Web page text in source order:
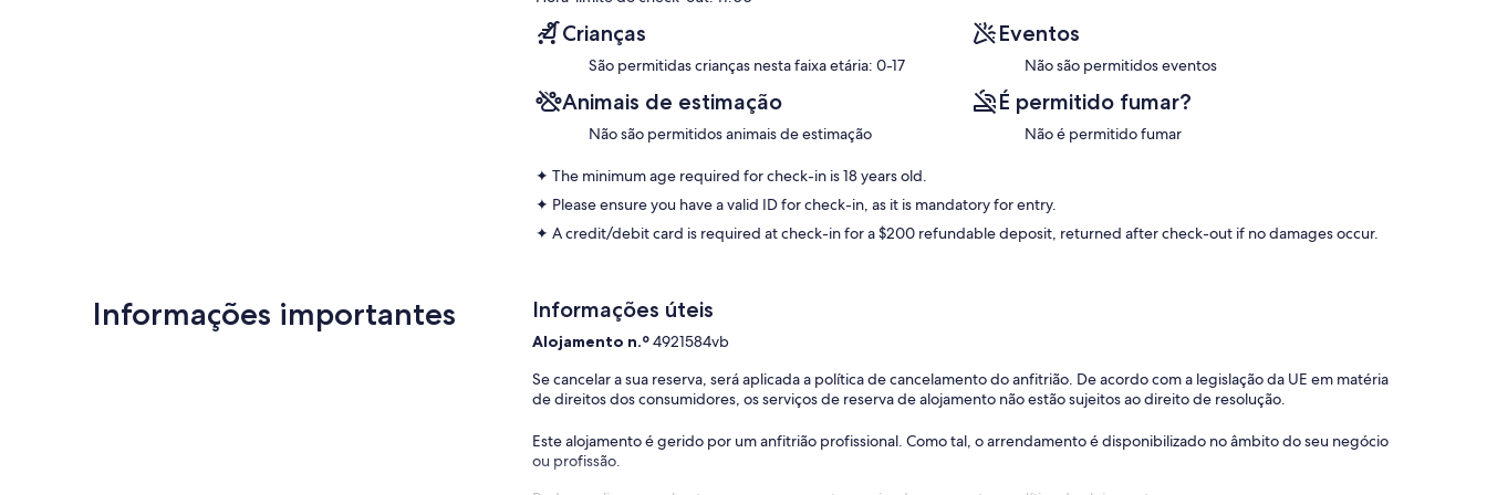
✦ Check-in is available from 03:00 pm. If you expect to arrive later, please let us know as soon as possible to make the
necessary arrangements.
✦ Outdoor shared pool available all year.
Additional features:
• Heated pool
✦ Paid parking lot, available for $20 per day.
———————————————
Other Things to Note:
✦ A credit/debit card is required at check-in for a $200 refundable deposit, returned after check-out if no damages occur.
✦ Pets are not allowed.
✦ We use multi-unit listings, so rooms are similar but may have small differences.
Crianças
São permitidas crianças nesta faixa etária: 0-17
Eventos
Não são permitidos eventos
Animais de estimação
Não são permitidos animais de estimação
É permitido fumar?
Não é permitido fumar
✦ The minimum age required for check-in is 18 years old.
✦ Please ensure you have a valid ID for check-in, as it is mandatory for entry.
✦ A credit/debit card is required at check-in for a $200 refundable deposit, returned after check-out if no damages occur.
Informações importantes Informações úteis
Alojamento n.º4921584vb
Se cancelar a sua reserva, será aplicada a política de cancelamento do anfitrião. De acordo com a legislação da UE em matéria
de direitos dos consumidores, os serviços de reserva de alojamento não estão sujeitos ao direito de resolução.
Este alojamento é gerido por um anfitrião profissional. Como tal, o arrendamento é disponibilizado no âmbito do seu negócio
ou profissão.